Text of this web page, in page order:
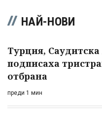
НАЙ-НОВИ
Турция,
подписаха
отбрана
преди 1 мин